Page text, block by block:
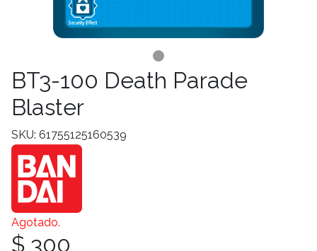
BT3-100 Death Parade
Blaster
SKU: 61755125160539
Agotado.
$ 300